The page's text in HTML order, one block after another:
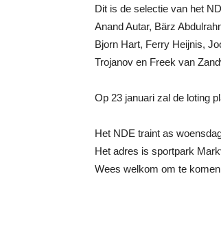
Dit is de selectie van het
Anand Autar, Bärz
Bjorn Hart, Ferry Heijnis,
Trojanov en Freek van
Op 23 januari zal de loting
Het NDE traint as
Het adres is sportpark
Wees welkom om te